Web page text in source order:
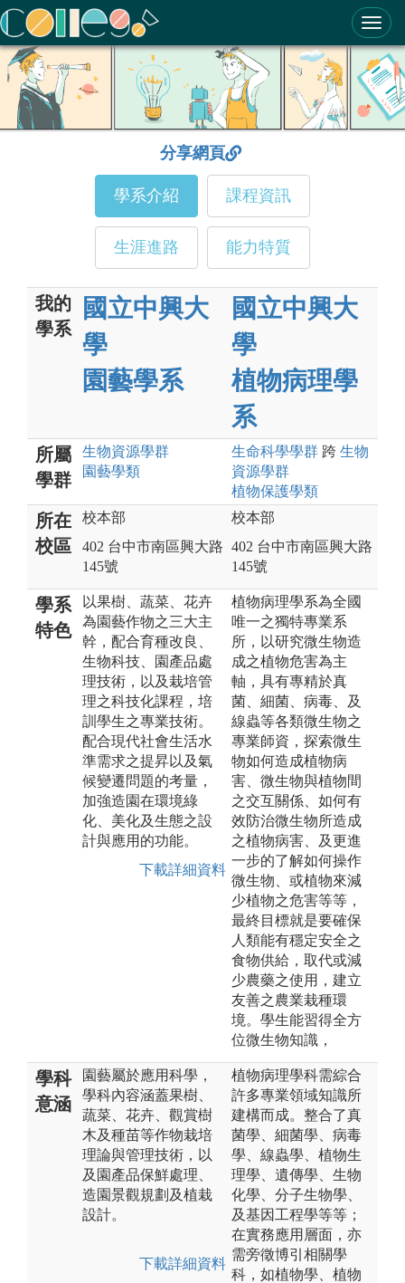
ColleGo! 大學選才與高中育才輔助系統
分享網頁
學系介紹 課程資訊
生涯進路 能力特質
我的
學系
國立中興大
學
園藝學系
國立中興大
學
植物病理學
系
所屬
學群
生物資源學群
園藝學類
生命科學學群 跨 生物
資源學群
植物保護學類
所在
校區
校本部
402 台中市南區興大路
145號
校本部
402 台中市南區興大路
145號
學系
特色
以果樹、蔬菜、花卉
為園藝作物之三大主
幹，配合育種改良、
生物科技、園產品處
理技術，以及栽培管
理之科技化課程，培
訓學生之專業技術。
配合現代社會生活水
準需求之提昇以及氣
候變遷問題的考量，
加強造園在環境綠
化、美化及生態之設
計與應用的功能。
下載詳細資料
植物病理學系為全國
唯一之獨特專業系
所，以研究微生物造
成之植物危害為主
軸，具有專精於真
菌、細菌、病毒、及
線蟲等各類微生物之
專業師資，探索微生
物如何造成植物病
害、微生物與植物間
之交互關係、如何有
效防治微生物所造成
之植物病害、及更進
一步的了解如何操作
微生物、或植物來減
少植物之危害等等，
最終目標就是要確保
人類能有穩定安全之
食物供給，取代或減
少農藥之使用，建立
友善之農業栽種環
境。學生能習得全方
位微生物知識，
學科
意涵
園藝屬於應用科學，
學科內容涵蓋果樹、
蔬菜、花卉、觀賞樹
木及種苗等作物栽培
理論與管理技術，以
及園產品保鮮處理、
造園景觀規劃及植栽
設計。
下載詳細資料
植物病理學科需綜合
許多專業領域知識所
建構而成。整合了真
菌學、細菌學、病毒
學、線蟲學、植物生
理學、遺傳學、生物
化學、分子生物學、
及基因工程學等等；
在實務應用層面，亦
需旁徵博引相關學
科，如植物學、植物